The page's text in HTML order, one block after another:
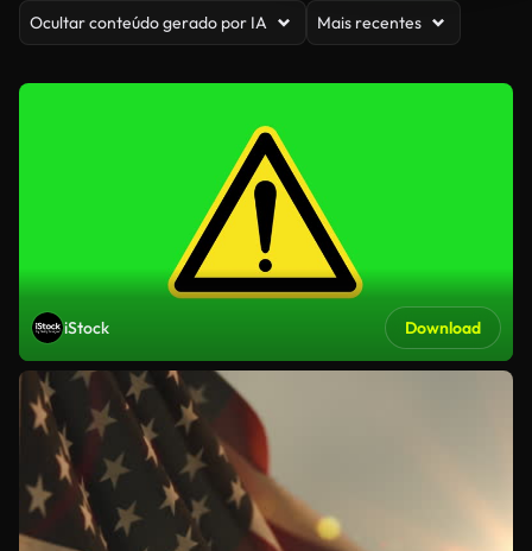
Ocultar conteúdo gerado por IA Mais recentes
iStock Download